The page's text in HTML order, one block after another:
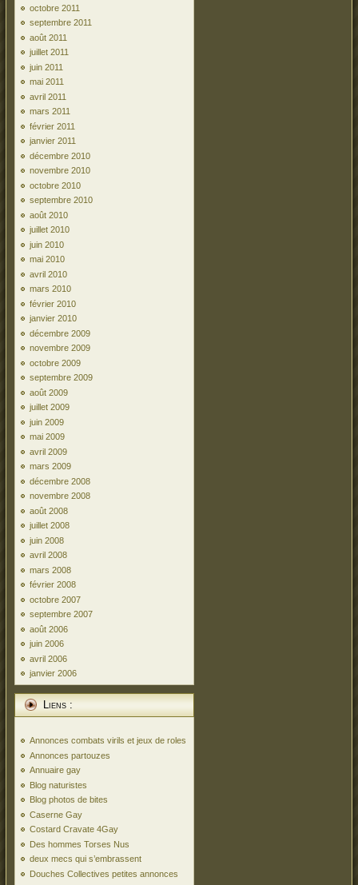
octobre 2011
septembre 2011
août 2011
juillet 2011
juin 2011
mai 2011
avril 2011
mars 2011
février 2011
janvier 2011
décembre 2010
novembre 2010
octobre 2010
septembre 2010
août 2010
juillet 2010
juin 2010
mai 2010
avril 2010
mars 2010
février 2010
janvier 2010
décembre 2009
novembre 2009
octobre 2009
septembre 2009
août 2009
juillet 2009
juin 2009
mai 2009
avril 2009
mars 2009
décembre 2008
novembre 2008
août 2008
juillet 2008
juin 2008
avril 2008
mars 2008
février 2008
octobre 2007
septembre 2007
août 2006
juin 2006
avril 2006
janvier 2006
Liens :
Annonces combats virils et jeux de roles
Annonces partouzes
Annuaire gay
Blog naturistes
Blog photos de bites
Caserne Gay
Costard Cravate 4Gay
Des hommes Torses Nus
deux mecs qui s’embrassent
Douches Collectives petites annonces